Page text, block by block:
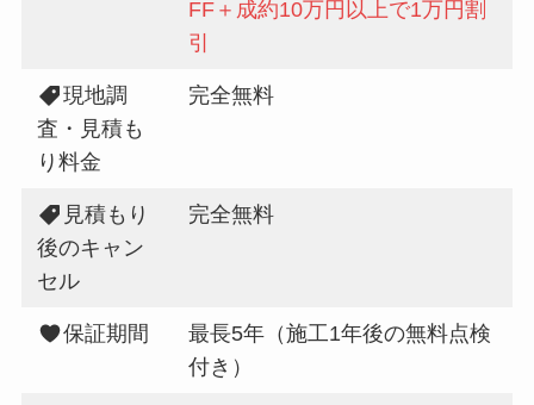
FF＋成約10万円以上で1万円割
引
現地調
査・見積も
り料金
完全無料
見積もり
後のキャン
セル
完全無料
保証期間
最長5年（施工1年後の無料点検
付き）